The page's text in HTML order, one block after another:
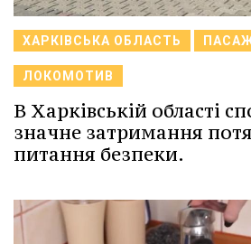
ХАРКІВСЬКА ОБЛАСТЬ
ЛОКОМОТИВ
В Харківській області
значне затримання
питання безпеки.